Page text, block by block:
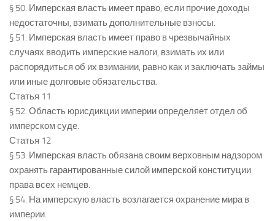
§ 50. Имперская власть имеет право, если прочие доходы
недостаточны, взимать дополнительные взносы.
§ 51. Имперская власть имеет право в чрезвычайных
случаях вводить имперские налоги, взимать их или
распорядиться об их взимании, равно как и заключать займы
или иные долговые обязательства.
Статья 11
§ 52. Область юрисдикции империи определяет отдел об
имперском суде.
Статья 12
§ 53. Имперская власть обязана своим верховным надзором
охранять гарантированные силой имперской конституции
права всех немцев.
§ 54. На имперскую власть возлагается охранение мира в
империи.